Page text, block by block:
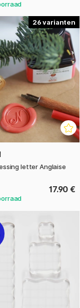
26
letter Anglaise
17.90 €